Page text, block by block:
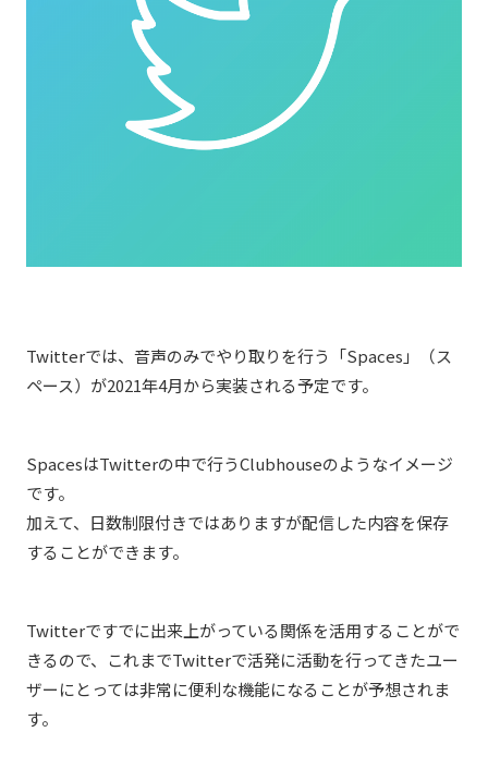
Twitterでは、音声のみでやり取りを行う「Spaces」（ス
ペース）が2021年4月から実装される予定です。
SpacesはTwitterの中で行うClubhouseのようなイメージ
です。
加えて、日数制限付きではありますが配信した内容を保存
することができます。
Twitterですでに出来上がっている関係を活用することがで
きるので、これまでTwitterで活発に活動を行ってきたユー
ザーにとっては非常に便利な機能になることが予想されま
す。